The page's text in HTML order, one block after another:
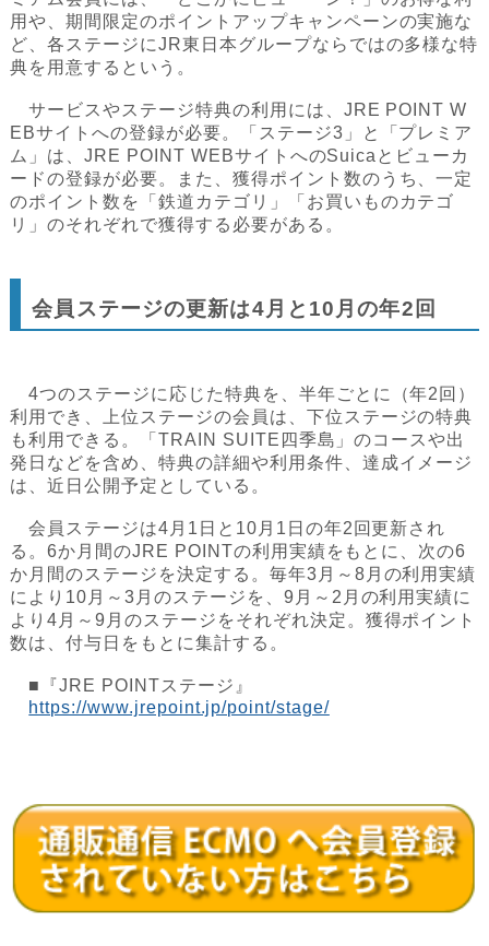
用や、期間限定のポイントアップキャンペーンの実施な
ど、各ステージにJR東日本グループならではの多様な特
典を用意するという。
サービスやステージ特典の利用には、JRE POINT W
EBサイトへの登録が必要。「ステージ3」と「プレミア
ム」は、JRE POINT WEBサイトへのSuicaとビューカ
ードの登録が必要。また、獲得ポイント数のうち、一定
のポイント数を「鉄道カテゴリ」「お買いものカテゴ
リ」のそれぞれで獲得する必要がある。
会員ステージの更新は4月と10月の年2回
4つのステージに応じた特典を、半年ごとに（年2回）
利用でき、上位ステージの会員は、下位ステージの特典
も利用できる。「TRAIN SUITE四季島」のコースや出
発日などを含め、特典の詳細や利用条件、達成イメージ
は、近日公開予定としている。
会員ステージは4月1日と10月1日の年2回更新され
る。6か月間のJRE POINTの利用実績をもとに、次の6
か月間のステージを決定する。毎年3月～8月の利用実績
により10月～3月のステージを、9月～2月の利用実績に
より4月～9月のステージをそれぞれ決定。獲得ポイント
数は、付与日をもとに集計する。
■『JRE POINTステージ』
https://www.jrepoint.jp/point/stage/